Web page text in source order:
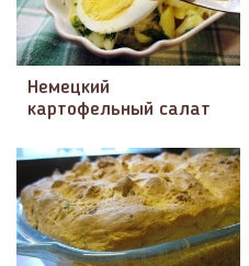
Немецкий
картофельный салат